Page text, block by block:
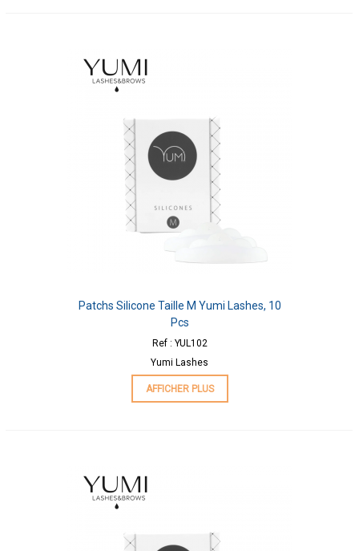
Patchs Silicone Taille M Yumi Lashes, 10
Pcs
Ref : YUL102
Yumi Lashes
AFFICHER PLUS